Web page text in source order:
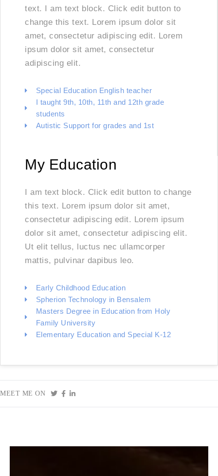
text. I am text block. Click edit button to
change this text. Lorem ipsum dolor sit
amet, consectetur adipiscing edit. Lorem
ipsum dolor sit amet, consectetur
adipiscing elit.
Special Education English teacher
I taught 9th, 10th, 11th and 12th grade
students
Autistic Support for grades and 1st
My Education
I am text block. Click edit button to change
this text. Lorem ipsum dolor sit amet,
consectetur adipiscing edit. Lorem ipsum
dolor sit amet, consectetur adipiscing elit.
Ut elit tellus, luctus nec ullamcorper
mattis, pulvinar dapibus leo.
Early Childhood Education
Spherion Technology in Bensalem
Masters Degree in Education from Holy
Family University
Elementary Education and Special K-12
MEET ME ON